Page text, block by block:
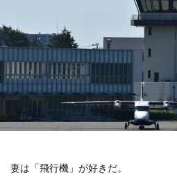
妻は「飛行機」が好きだ。